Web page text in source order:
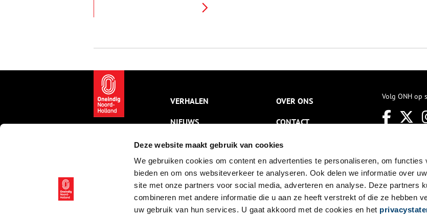
Deze website maakt gebruik van cookies
We gebruiken cookies om content en advertenties te personaliseren, om functies
bieden en om ons websiteverkeer te analyseren. Ook delen we informatie over
site met onze partners voor social media, adverteren en analyse. Deze partners
combineren met andere informatie die u aan ze heeft verstrekt of die ze hebben
uw gebruik van hun services. U gaat akkoord met de cookies en het
daarbij behorende gids.
VERHALEN
NIEUWS
KALENDER
THEMA’S
ACTIVITEITEN
VIDEO’S
OVER ONS
CONTACT
NIEUWSBRIEF
DISCLAIMER
PRIVACY
TOEGANKELIJKHEID
Volg ONH op